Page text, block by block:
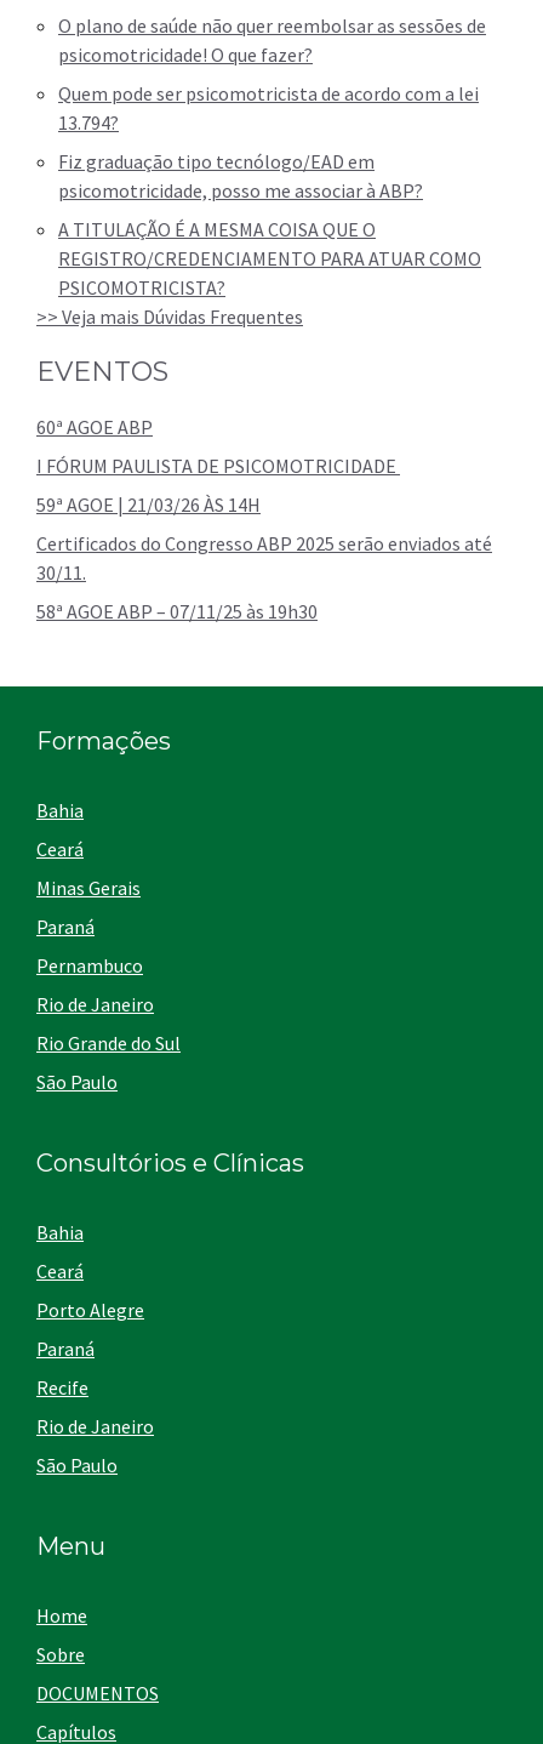
O plano de saúde não quer reembolsar as sessões de
psicomotricidade! O que fazer?
Quem pode ser psicomotricista de acordo com a lei
13.794?
Fiz graduação tipo tecnólogo/EAD em
psicomotricidade, posso me associar à ABP?
A TITULAÇÃO É A MESMA COISA QUE O
REGISTRO/CREDENCIAMENTO PARA ATUAR COMO
PSICOMOTRICISTA?
>> Veja mais Dúvidas Frequentes
EVENTOS
60ª AGOE ABP
I FÓRUM PAULISTA DE PSICOMOTRICIDADE
59ª AGOE | 21/03/26 ÀS 14H
Certificados do Congresso ABP 2025 serão enviados até
30/11.
58ª AGOE ABP – 07/11/25 às 19h30
Formações
Bahia
Ceará
Minas Gerais
Paraná
Pernambuco
Rio de Janeiro
Rio Grande do Sul
São Paulo
Consultórios e Clínicas
Bahia
Ceará
Porto Alegre
Paraná
Recife
Rio de Janeiro
São Paulo
Menu
Home
Sobre
DOCUMENTOS
Capítulos